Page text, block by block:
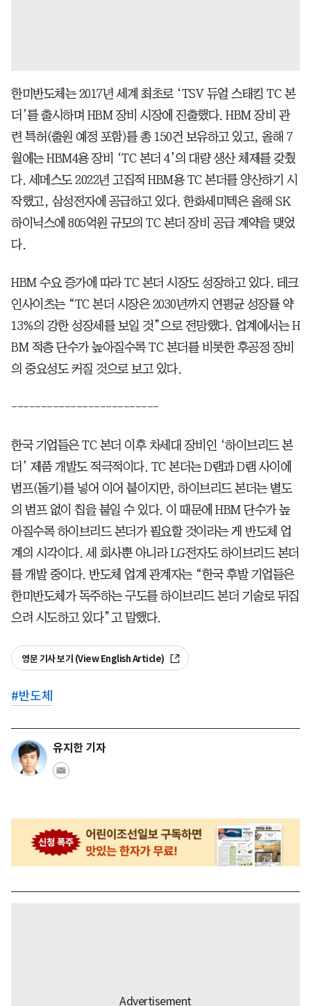
한미반도체는 2017년 세계 최초로 ‘TSV 듀얼 스태킹 TC 본
더’를 출시하며 HBM 장비 시장에 진출했다. HBM 장비 관
련 특허(출원 예정 포함)를 총 150건 보유하고 있고, 올해 7
월에는 HBM4용 장비 ‘TC 본더 4’의 대량 생산 체제를 갖췄
다. 세메스도 2022년 고집적 HBM용 TC 본더를 양산하기 시
작했고, 삼성전자에 공급하고 있다. 한화세미텍은 올해 SK
하이닉스에 805억원 규모의 TC 본더 장비 공급 계약을 맺었
다.
HBM 수요 증가에 따라 TC 본더 시장도 성장하고 있다. 테크
인사이츠는 “TC 본더 시장은 2030년까지 연평균 성장률 약
13%의 강한 성장세를 보일 것”으로 전망했다. 업계에서는 H
BM 적층 단수가 높아질수록 TC 본더를 비롯한 후공정 장비
의 중요성도 커질 것으로 보고 있다.
-------------------------
한국 기업들은 TC 본더 이후 차세대 장비인 ‘하이브리드 본
더’ 제품 개발도 적극적이다. TC 본더는 D램과 D램 사이에
범프(돌기)를 넣어 이어 붙이지만, 하이브리드 본더는 별도
의 범프 없이 칩을 붙일 수 있다. 이 때문에 HBM 단수가 높
아질수록 하이브리드 본더가 필요할 것이라는 게 반도체 업
계의 시각이다. 세 회사뿐 아니라 LG전자도 하이브리드 본더
를 개발 중이다. 반도체 업계 관계자는 “한국 후발 기업들은
한미반도체가 독주하는 구도를 하이브리드 본더 기술로 뒤집
으려 시도하고 있다”고 말했다.
영문 기사 보기 (View English Article)
#반도체
유지한 기자